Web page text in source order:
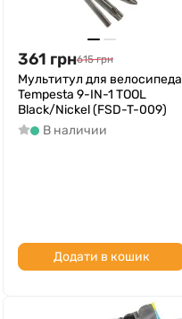
361 грн615 грн
Мультитул для велосипеда
Tempesta 9-IN-1 TOOL
Black/Nickel (FSD-T-009)
В наличии
Додати в кошик